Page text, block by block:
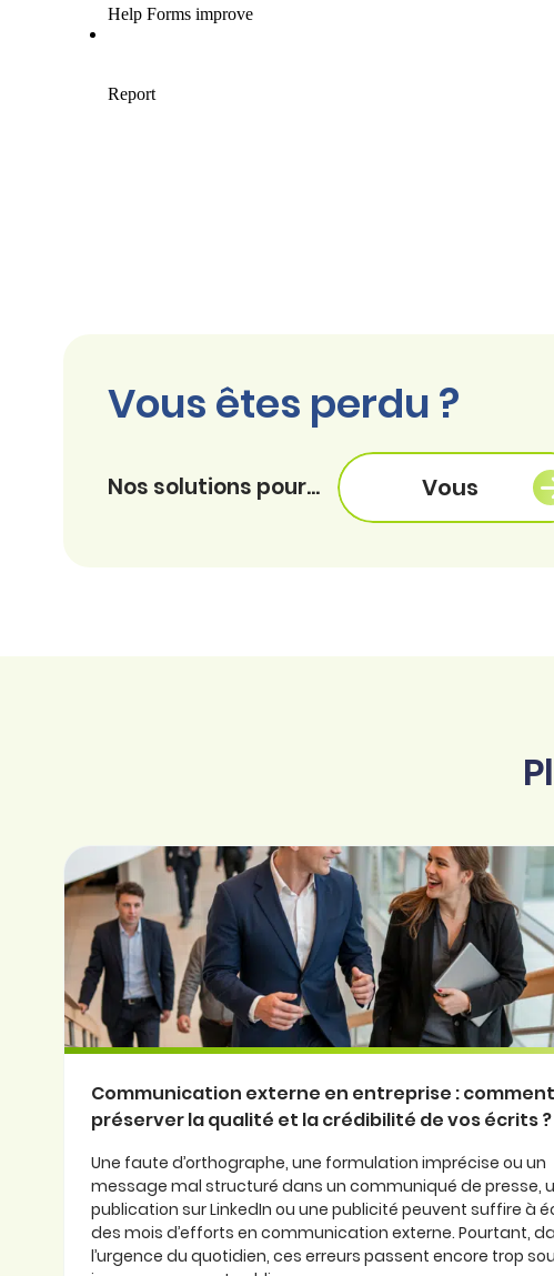
Vous êtes perdu ?
Nos solutions pour... Vous
Communication externe en entreprise : comment
préserver la qualité et la crédibilité de vos écrits ?
Une faute d’orthographe, une formulation imprécise ou un
message mal structuré dans un communiqué de presse,
publication sur LinkedIn ou une publicité peuvent suffire à
des mois d’efforts en communication externe. Pourtant,
l’urgence du quotidien, ces erreurs passent encore trop